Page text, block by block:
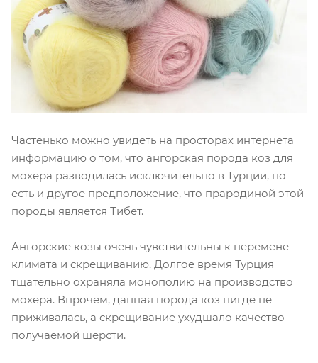
Частенько можно увидеть на просторах интернета
информацию о том, что ангорская порода коз для
мохера разводилась исключительно в Турции, но
есть и другое предположение, что прародиной этой
породы является Тибет.
Ангорские козы очень чувствительны к перемене
климата и скрещиванию. Долгое время Турция
тщательно охраняла монополию на производство
мохера. Впрочем, данная порода коз нигде не
приживалась, а скрещивание ухудшало качество
получаемой шерсти.